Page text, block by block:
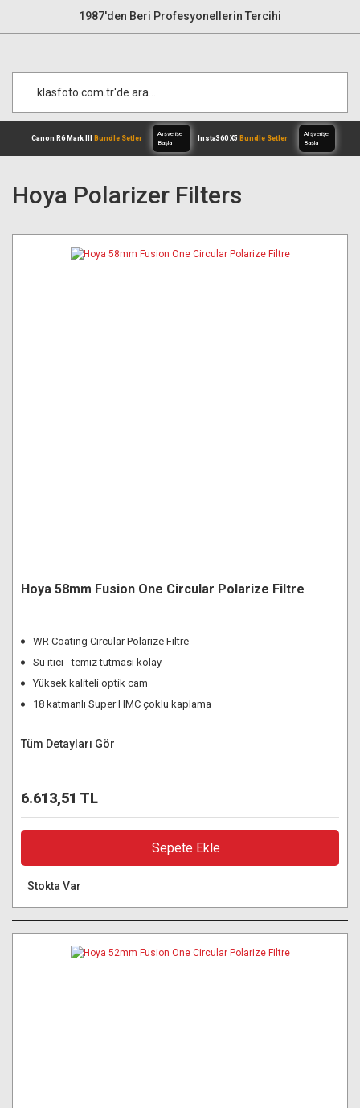
1987'den Beri Profesyonellerin Tercihi
Başla
Hoya Polarizer Filters
Hoya 58mm Fusion One Circular Polarize Filtre
WR Coating Circular Polarize Filtre
Su itici - temiz tutması kolay
Yüksek kaliteli optik cam
18 katmanlı Super HMC çoklu kaplama
Tüm Detayları Gör
6.613,51 TL
Sepete Ekle
Stokta Var